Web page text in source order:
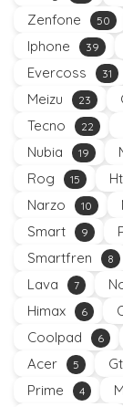
Zenfone 50
Iphone 39
Evercoss 31
Meizu 23
Tecno 22
Nubia 19
Rog 15
Narzo 10
Smart 9
Smartfren 8
Lava 7
Himax 6
Coolpad 6
Acer 5 Gt
Prime 4